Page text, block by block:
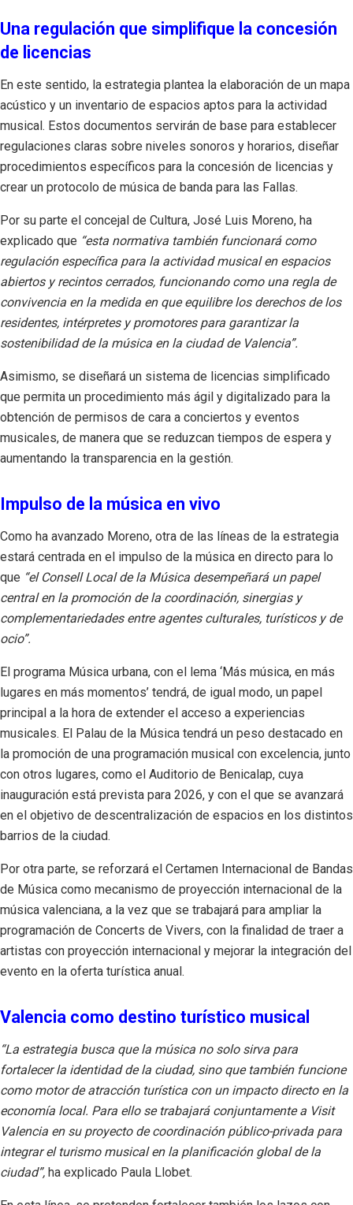
Una regulación que simplifique la concesión
de licencias
En este sentido, la estrategia plantea la elaboración de un mapa
acústico y un inventario de espacios aptos para la actividad
musical. Estos documentos servirán de base para establecer
regulaciones claras sobre niveles sonoros y horarios, diseñar
procedimientos específicos para la concesión de licencias y
crear un protocolo de música de banda para las Fallas.
Por su parte el concejal de Cultura, José Luis Moreno, ha
explicado que “esta normativa también funcionará como
regulación específica para la actividad musical en espacios
abiertos y recintos cerrados, funcionando como una regla de
convivencia en la medida en que equilibre los derechos de los
residentes, intérpretes y promotores para garantizar la
sostenibilidad de la música en la ciudad de Valencia”.
Asimismo, se diseñará un sistema de licencias simplificado
que permita un procedimiento más ágil y digitalizado para la
obtención de permisos de cara a conciertos y eventos
musicales, de manera que se reduzcan tiempos de espera y
aumentando la transparencia en la gestión.
Impulso de la música en vivo
Como ha avanzado Moreno, otra de las líneas de la estrategia
estará centrada en el impulso de la música en directo para lo
que “el Consell Local de la Música desempeñará un papel
central en la promoción de la coordinación, sinergias y
complementariedades entre agentes culturales, turísticos y de
ocio”.
El programa Música urbana, con el lema ‘Más música, en más
lugares en más momentos’ tendrá, de igual modo, un papel
principal a la hora de extender el acceso a experiencias
musicales. El Palau de la Música tendrá un peso destacado en
la promoción de una programación musical con excelencia, junto
con otros lugares, como el Auditorio de Benicalap, cuya
inauguración está prevista para 2026, y con el que se avanzará
en el objetivo de descentralización de espacios en los distintos
barrios de la ciudad.
Por otra parte, se reforzará el Certamen Internacional de Bandas
de Música como mecanismo de proyección internacional de la
música valenciana, a la vez que se trabajará para ampliar la
programación de Concerts de Vivers, con la finalidad de traer a
artistas con proyección internacional y mejorar la integración del
evento en la oferta turística anual.
Valencia como destino turístico musical
“La estrategia busca que la música no solo sirva para
fortalecer la identidad de la ciudad, sino que también funcione
como motor de atracción turística con un impacto directo en la
economía local. Para ello se trabajará conjuntamente a Visit
Valencia en su proyecto de coordinación público-privada para
integrar el turismo musical en la planificación global de la
ciudad”, ha explicado Paula Llobet.